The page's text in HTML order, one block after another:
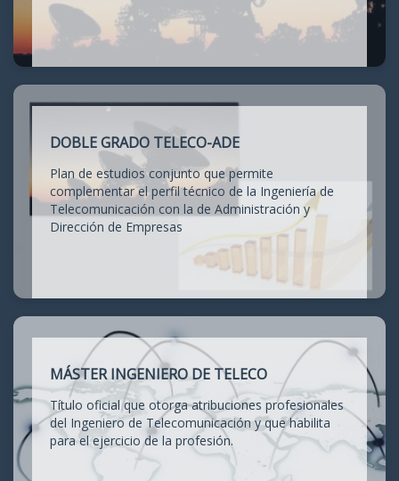
DOBLE GRADO TELECO-ADE
Plan de estudios conjunto que permite
complementar el perfil técnico de la Ingeniería de
Telecomunicación con la de Administración y
Dirección de Empresas
MÁSTER INGENIERO DE TELECO
Título oficial que otorga atribuciones profesionales
del Ingeniero de Telecomunicación y que habilita
para el ejercicio de la profesión.